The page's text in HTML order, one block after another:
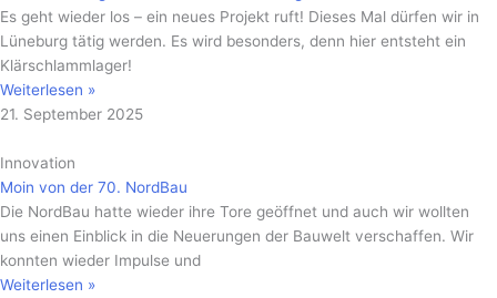
Es geht wieder los – ein neues Projekt ruft! Dieses Mal dürfen wir in
Lüneburg tätig werden. Es wird besonders, denn hier entsteht ein
Klärschlammlager!
Weiterlesen »
21. September 2025
Innovation
Moin von der 70. NordBau
Die NordBau hatte wieder ihre Tore geöffnet und auch wir wollten
uns einen Einblick in die Neuerungen der Bauwelt verschaffen. Wir
konnten wieder Impulse und
Weiterlesen »